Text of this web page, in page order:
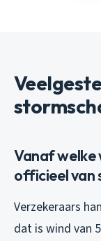
Vanaf welke
officieel van
Verzekeraars
dat is wind van